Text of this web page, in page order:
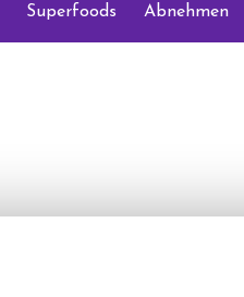
Superfoods Abnehmen